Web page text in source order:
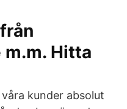
Hitta
kunder absolut